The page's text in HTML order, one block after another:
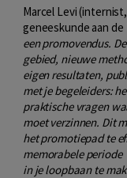
Marcel Levi
geneeskunde aan de
een promovendus. De
gebied, nieuwe
eigen resultaten,
met je begeleiders:
praktische vragen
moetverzinnen. Dit
het promotiepad te
memorabele periode
in je loopbaan te